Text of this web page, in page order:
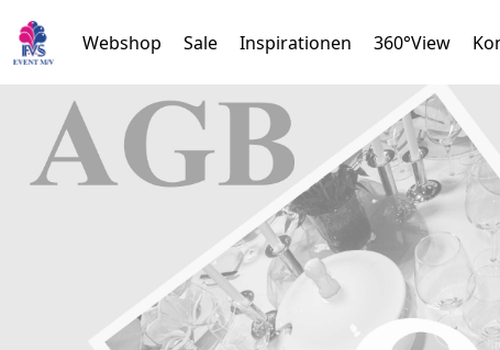
Webshop Sale Inspirationen 360°View